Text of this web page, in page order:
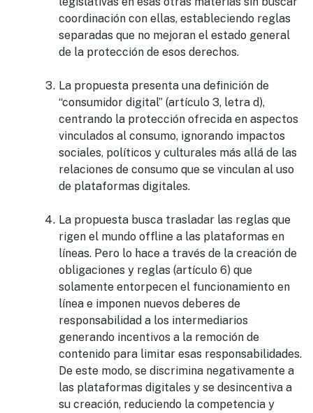
coordinación con ellas, estableciendo reglas
separadas que no mejoran el estado general
de la protección de esos derechos.
La propuesta presenta una definición de
“consumidor digital” (artículo 3, letra d),
centrando la protección ofrecida en aspectos
vinculados al consumo, ignorando impactos
sociales, políticos y culturales más allá de las
relaciones de consumo que se vinculan al uso
de plataformas digitales.
La propuesta busca trasladar las reglas que
rigen el mundo offline a las plataformas en
líneas. Pero lo hace a través de la creación de
obligaciones y reglas (artículo 6) que
solamente entorpecen el funcionamiento en
línea e imponen nuevos deberes de
responsabilidad a los intermediarios
generando incentivos a la remoción de
contenido para limitar esas responsabilidades.
De este modo, se discrimina negativamente a
las plataformas digitales y se desincentiva a
su creación, reduciendo la competencia y